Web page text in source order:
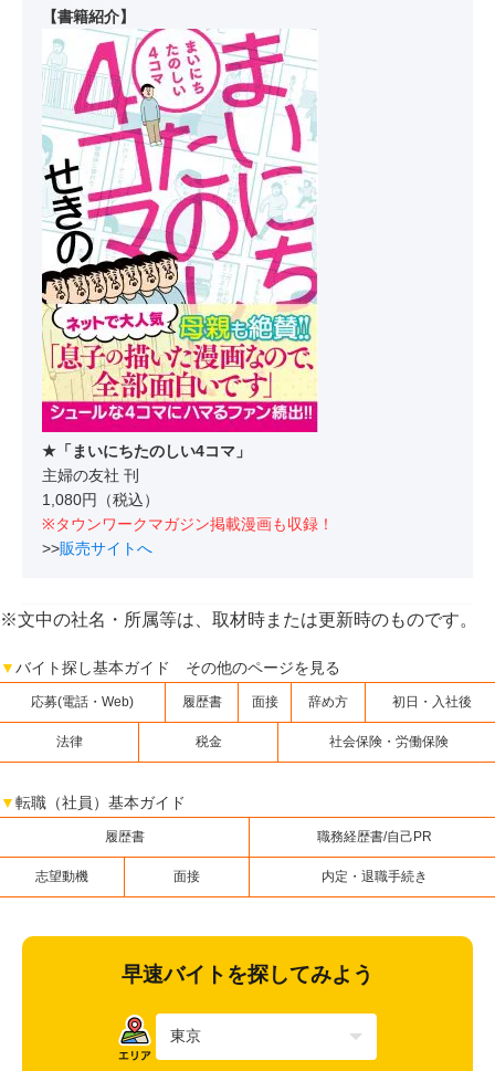
【書籍紹介】
★「まいにちたのしい4コマ」
主婦の友社 刊
1,080円（税込）
※タウンワークマガジン掲載漫画も収録！
>>販売サイトへ
※文中の社名・所属等は、取材時または更新時のものです。
▼バイト探し基本ガイド その他のページを見る
応募(電話・Web) 履歴書 面接 辞め方 初日・入社後
法律 税金 社会保険・労働保険
▼転職（社員）基本ガイド
履歴書 職務経歴書/自己PR
志望動機 面接 内定・退職手続き
早速バイトを探してみよう